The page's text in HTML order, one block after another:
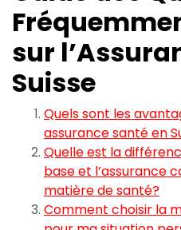
sur
Suisse
Quels sont les
assurance santé en
Quelle est la
base et l’assurance
matière de santé?
Comment choisir la